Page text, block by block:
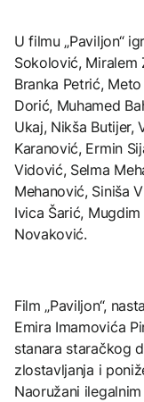
U filmu „Paviljon“
Sokolović, Miralem
Branka Petrić,
Dorić, Muhamed
Ukaj, Nikša Butijer,
Karanović, Ermin
Vidović, Selma
Mehanović, Siniša
Ivica Šarić,
Novaković.
Film „Paviljon“,
Emira Imamovića
stanara staračkog
zlostavljanja i
Naoružani